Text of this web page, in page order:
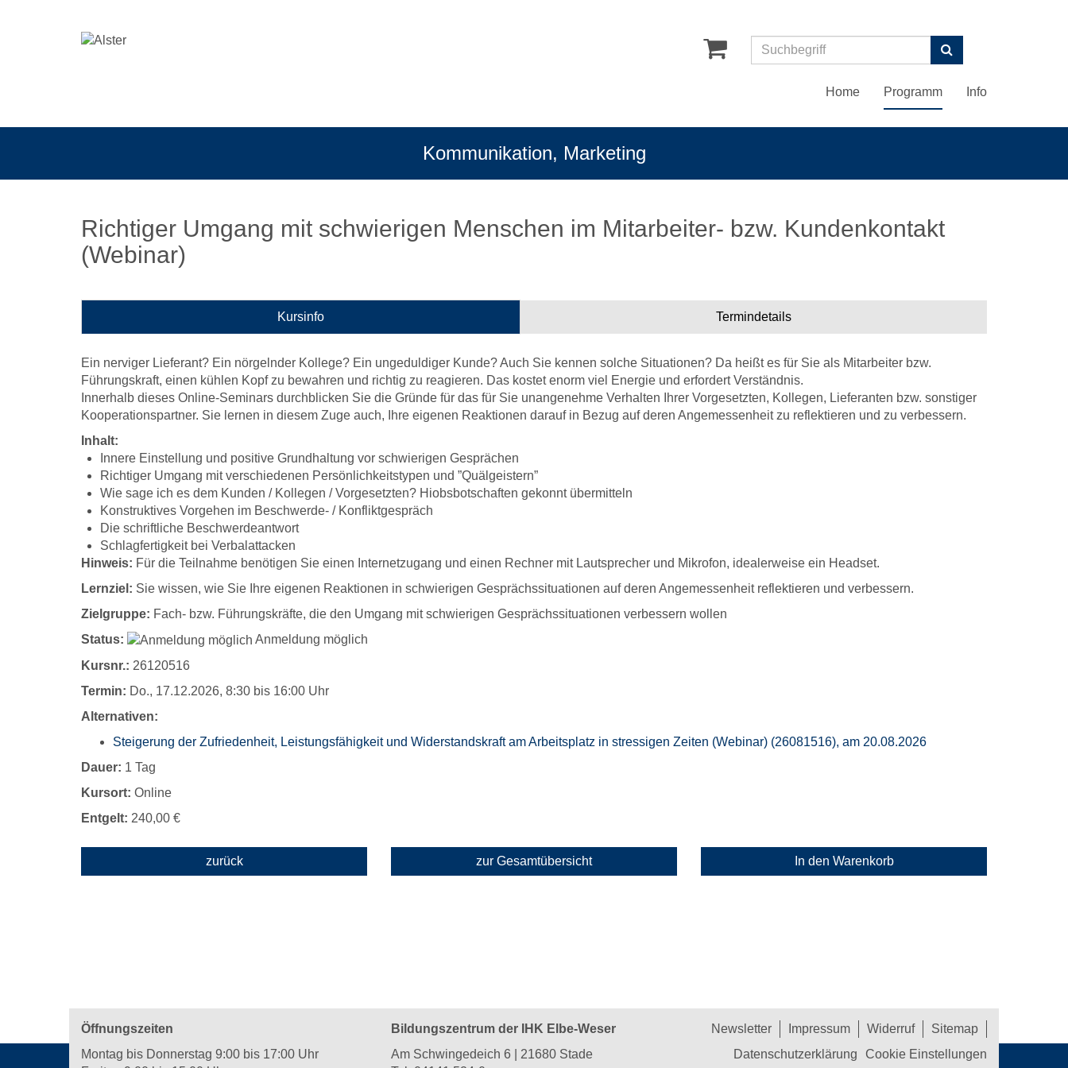
Suchen
Home Programm Info
Kommunikation, Marketing
Richtiger Umgang mit schwierigen Menschen im Mitarbeiter- bzw. Kundenkontakt
(Webinar)
Kursinfo Termindetails
Ein nerviger Lieferant? Ein nörgelnder Kollege? Ein ungeduldiger Kunde? Auch Sie kennen solche Situationen? Da heißt es für Sie als Mitarbeiter bzw.
Führungskraft, einen kühlen Kopf zu bewahren und richtig zu reagieren. Das kostet enorm viel Energie und erfordert Verständnis.
Innerhalb dieses Online-Seminars durchblicken Sie die Gründe für das für Sie unangenehme Verhalten Ihrer Vorgesetzten, Kollegen, Lieferanten bzw. sonstiger
Kooperationspartner. Sie lernen in diesem Zuge auch, Ihre eigenen Reaktionen darauf in Bezug auf deren Angemessenheit zu reflektieren und zu verbessern.
Inhalt:
Innere Einstellung und positive Grundhaltung vor schwierigen Gesprächen
Richtiger Umgang mit verschiedenen Persönlichkeitstypen und ”Quälgeistern”
Wie sage ich es dem Kunden / Kollegen / Vorgesetzten? Hiobsbotschaften gekonnt übermitteln
Konstruktives Vorgehen im Beschwerde- / Konfliktgespräch
Die schriftliche Beschwerdeantwort
Schlagfertigkeit bei Verbalattacken
Hinweis: Für die Teilnahme benötigen Sie einen Internetzugang und einen Rechner mit Lautsprecher und Mikrofon, idealerweise ein Headset.
Lernziel: Sie wissen, wie Sie Ihre eigenen Reaktionen in schwierigen Gesprächssituationen auf deren Angemessenheit reflektieren und verbessern.
Zielgruppe: Fach- bzw. Führungskräfte, die den Umgang mit schwierigen Gesprächssituationen verbessern wollen
Status:
Anmeldung möglich
Kursnr.: 26120516
Termin: Do., 17.12.2026, 8:30 bis 16:00 Uhr
Alternativen:
Steigerung der Zufriedenheit, Leistungsfähigkeit und Widerstandskraft am Arbeitsplatz in stressigen Zeiten (Webinar) (26081516), am 20.08.2026
Dauer: 1 Tag
Kursort: Online
Entgelt: 240,00 €
zurück zur Gesamtübersicht In den Warenkorb
Öffnungszeiten
Montag bis Donnerstag 9:00 bis 17:00 Uhr
Bildungszentrum der IHK Elbe-Weser
Am Schwingedeich 6 | 21680 Stade
Newsletter Impressum Widerruf
Sitemap
Datenschutzerklärung
Cookie Einstellungen